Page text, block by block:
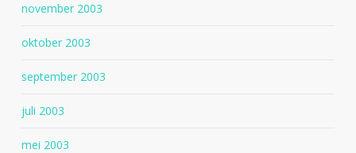
november 2003
oktober 2003
september 2003
juli 2003
mei 2003